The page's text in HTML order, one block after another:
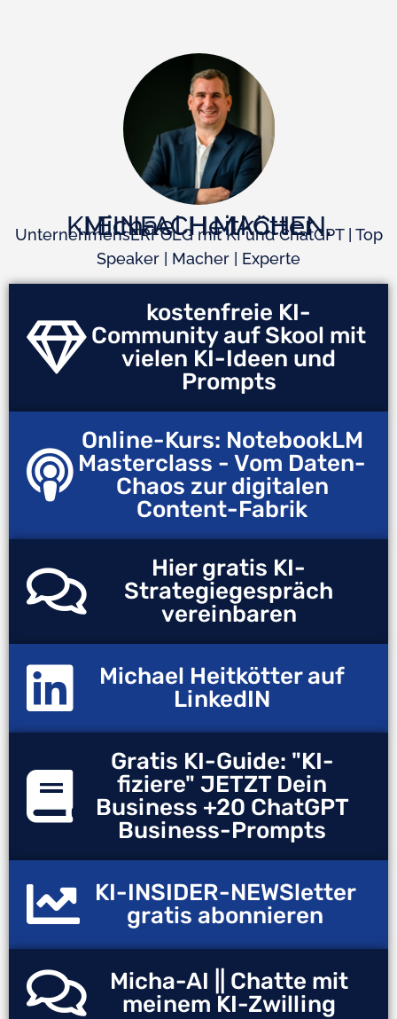
Michael Heitkötter
KI.EINFACH.MACHEN.
UnternehmensERFOLG mit KI und ChatGPT | Top
Speaker | Macher | Experte
kostenfreie KI-
Community auf Skool mit
vielen KI-Ideen und
Prompts
Online-Kurs: NotebookLM
Masterclass - Vom Daten-
Chaos zur digitalen
Content-Fabrik
Hier gratis KI-
Strategiegespräch
vereinbaren
Michael Heitkötter auf
LinkedIN
Gratis KI-Guide: "KI-
fiziere" JETZT Dein
Business +20 ChatGPT
Business-Prompts
KI-INSIDER-NEWSletter
gratis abonnieren
Micha-AI || Chatte mit
meinem KI-Zwilling